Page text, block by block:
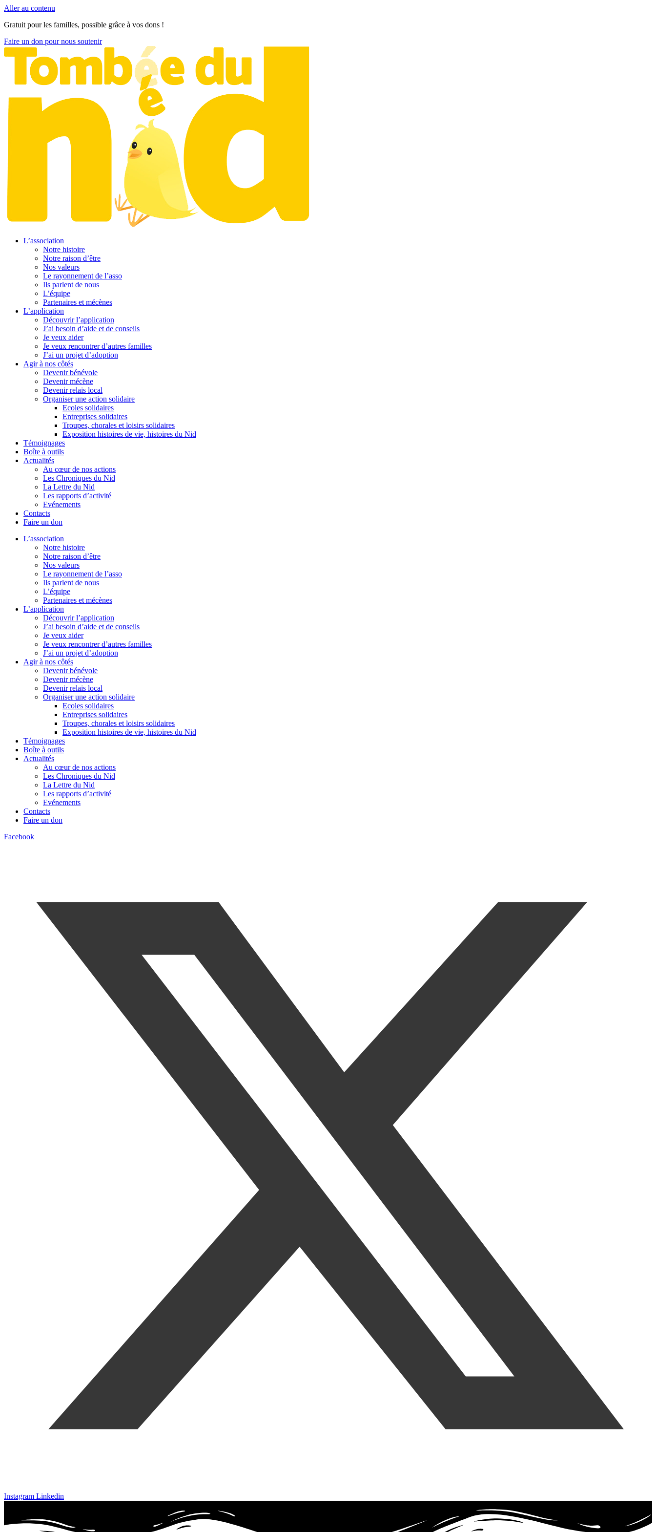
Aller au contenu
Gratuit pour les familles, possible grâce à vos dons !
Faire un don pour nous soutenir
L’association
Notre histoire
Notre raison d’être
Nos valeurs
Le rayonnement de l’asso
Ils parlent de nous
L’équipe
Partenaires et mécènes
L’application
Découvrir l’application
J’ai besoin d’aide et de conseils
Je veux aider
Je veux rencontrer d’autres familles
J’ai un projet d’adoption
Agir à nos côtés
Devenir bénévole
Devenir mécène
Devenir relais local
Organiser une action solidaire
Ecoles solidaires
Entreprises solidaires
Troupes, chorales et loisirs solidaires
Exposition histoires de vie, histoires du Nid
Témoignages
Boîte à outils
Actualités
Au cœur de nos actions
Les Chroniques du Nid
La Lettre du Nid
Les rapports d’activité
Evénements
Contacts
Faire un don
L’association
Notre histoire
Notre raison d’être
Nos valeurs
Le rayonnement de l’asso
Ils parlent de nous
L’équipe
Partenaires et mécènes
L’application
Découvrir l’application
J’ai besoin d’aide et de conseils
Je veux aider
Je veux rencontrer d’autres familles
J’ai un projet d’adoption
Agir à nos côtés
Devenir bénévole
Devenir mécène
Devenir relais local
Organiser une action solidaire
Ecoles solidaires
Entreprises solidaires
Troupes, chorales et loisirs solidaires
Exposition histoires de vie, histoires du Nid
Témoignages
Boîte à outils
Actualités
Au cœur de nos actions
Les Chroniques du Nid
La Lettre du Nid
Les rapports d’activité
Evénements
Contacts
Faire un don
Facebook
Instagram Linkedin